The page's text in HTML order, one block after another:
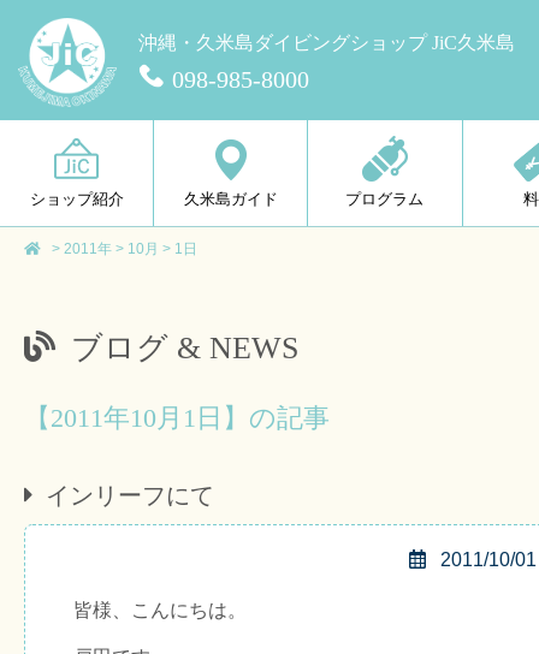
沖縄・久米島ダイビングショップ JiC久米島
098-985-8000
ショップ紹介 久米島ガイド プログラム
> 2011年 > 10月 > 1日
ブログ & NEWS
【2011年10月1日】の記事
インリーフにて
2011/10/01
皆様、こんにちは。